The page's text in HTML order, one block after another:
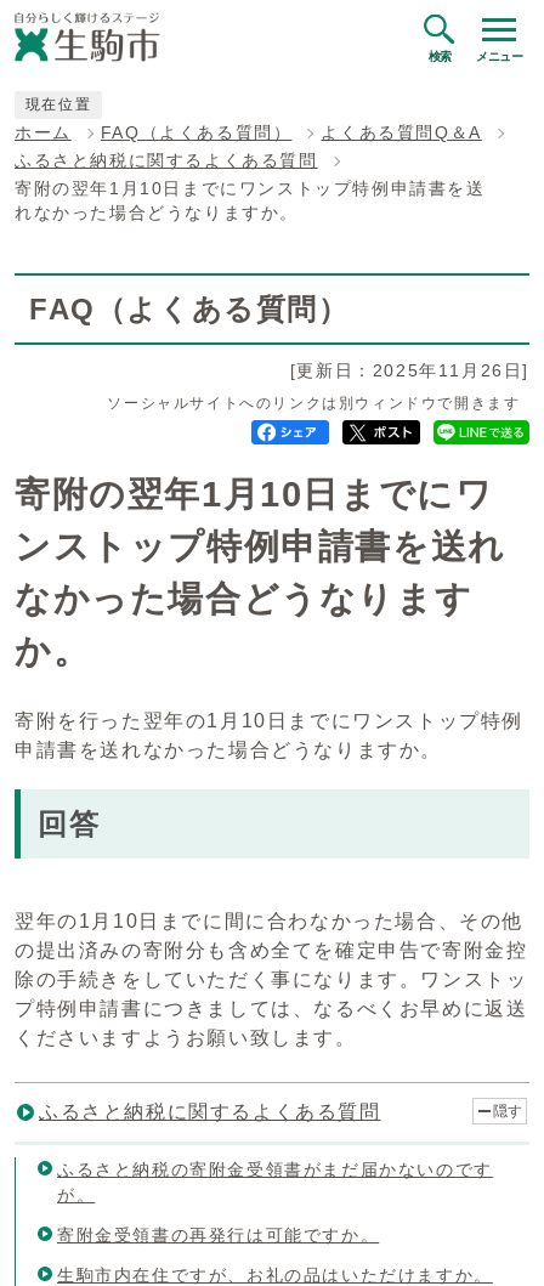
検索 メニュー
現在位置
ホーム FAQ（よくある質問）
よくある質問Q＆A
ふるさと納税に関するよくある質問
寄附の翌年1月10日までにワンストップ特例申請書を送
れなかった場合どうなりますか。
FAQ（よくある質問）
[更新日：2025年11月26日]
ソーシャルサイトへのリンクは別ウィンドウで開きます
寄附の翌年1月10日までにワ
ンストップ特例申請書を送れ
なかった場合どうなります
か。
寄附を行った翌年の1月10日までにワンストップ特例
申請書を送れなかった場合どうなりますか。
回答
翌年の1月10日までに間に合わなかった場合、その他
の提出済みの寄附分も含め全てを確定申告で寄附金控
除の手続きをしていただく事になります。ワンストッ
プ特例申請書につきましては、なるべくお早めに返送
くださいますようお願い致します。
ふるさと納税に関するよくある質問 隠す
ふるさと納税の寄附金受領書がまだ届かないのです
が。
寄附金受領書の再発行は可能ですか。
生駒市内在住ですが、お礼の品はいただけますか。